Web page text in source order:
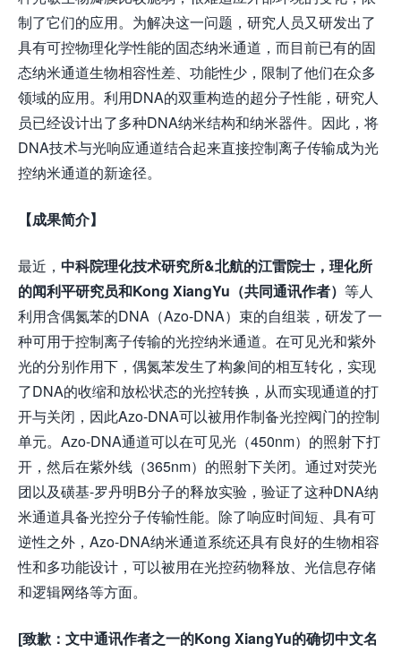
制了它们的应用。为解决这一问题，研究人员又研发出了
具有可控物理化学性能的固态纳米通道，而目前已有的固
态纳米通道生物相容性差、功能性少，限制了他们在众多
领域的应用。利用DNA的双重构造的超分子性能，研究人
员已经设计出了多种DNA纳米结构和纳米器件。因此，将
DNA技术与光响应通道结合起来直接控制离子传输成为光
控纳米通道的新途径。
【成果简介】
最近， 中科院理化技术研究所&北航的江雷院士，理化所
的闻利平研究员和Kong XiangYu（共同通讯作者） 等人
利用含偶氮苯的DNA（Azo-DNA）束的自组装，研发了一
种可用于控制离子传输的光控纳米通道。在可见光和紫外
光的分别作用下，偶氮苯发生了构象间的相互转化，实现
了DNA的收缩和放松状态的光控转换，从而实现通道的打
开与关闭，因此Azo-DNA可以被用作制备光控阀门的控制
单元。Azo-DNA通道可以在可见光（450nm）的照射下打
开，然后在紫外线（365nm）的照射下关闭。通过对荧光
团以及磺基-罗丹明B分子的释放实验，验证了这种DNA纳
米通道具备光控分子传输性能。除了响应时间短、具有可
逆性之外，Azo-DNA纳米通道系统还具有良好的生物相容
性和多功能设计，可以被用在光控药物释放、光信息存储
和逻辑网络等方面。
[致歉：文中通讯作者之一的Kong XiangYu的确切中文名